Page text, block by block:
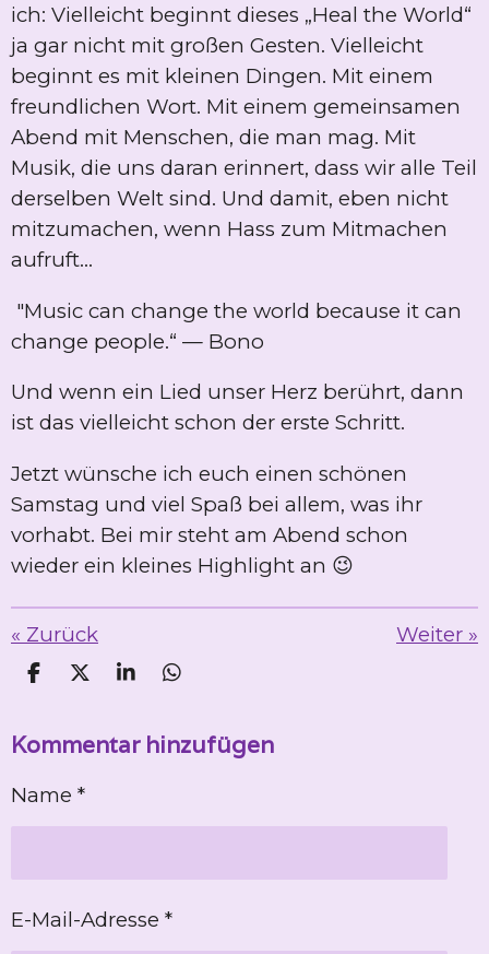
ich: Vielleicht beginnt dieses „Heal the World“
ja gar nicht mit großen Gesten. Vielleicht
beginnt es mit kleinen Dingen. Mit einem
freundlichen Wort. Mit einem gemeinsamen
Abend mit Menschen, die man mag. Mit
Musik, die uns daran erinnert, dass wir alle Teil
derselben Welt sind. Und damit, eben nicht
mitzumachen, wenn Hass zum Mitmachen
aufruft...
"Music can change the world because it can
change people.“ — Bono
Und wenn ein Lied unser Herz berührt, dann
ist das vielleicht schon der erste Schritt.
Jetzt wünsche ich euch einen schönen
Samstag und viel Spaß bei allem, was ihr
vorhabt. Bei mir steht am Abend schon
wieder ein kleines Highlight an 😉
« Zurück Weiter »
T
l
T
l
n
T
l
T
l
Kommentar hinzufügen
Name *
E-Mail-Adresse *